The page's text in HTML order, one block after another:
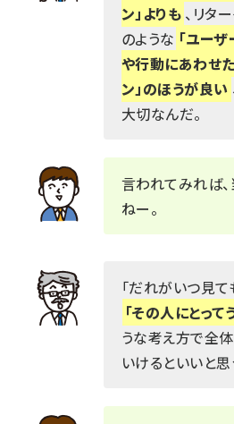
ン」よりも 、リタ
のような 「ユー
や行動にあわせ
ン」のほうが良い
大切なんだ。
言われてみれば
ねー。
「だれがいつ見て
「その人にとって
うな考え方で全
いけるといいと思